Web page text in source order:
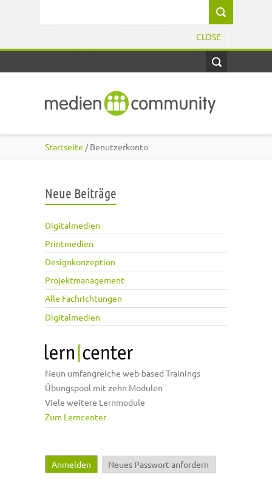
CLOSE
Startseite / Benutzerkonto
Neue Beiträge
Digitalmedien
Printmedien
Designkonzeption
Projektmanagement
Alle Fachrichtungen
Digitalmedien
Neun umfangreiche web-based Trainings
Übungspool mit zehn Modulen
Viele weitere Lernmodule
Zum Lerncenter
Haupt-Reiter
Anmelden (aktiver Reiter)
Neues Passwort anfordern